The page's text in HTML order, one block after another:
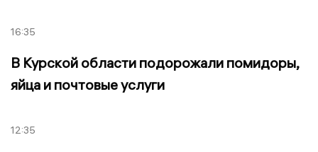
16:35
В Курской области подорожали помидоры,
яйца и почтовые услуги
12:35